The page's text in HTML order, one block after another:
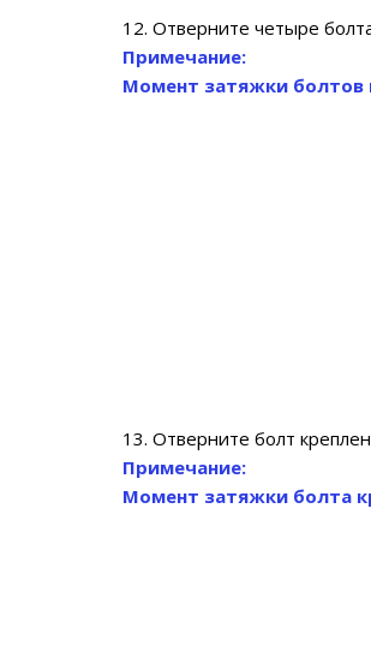
12. Отверните четыре
Примечание:
Момент затяжки болтов
13. Отверните болт
Примечание:
Момент затяжки болта